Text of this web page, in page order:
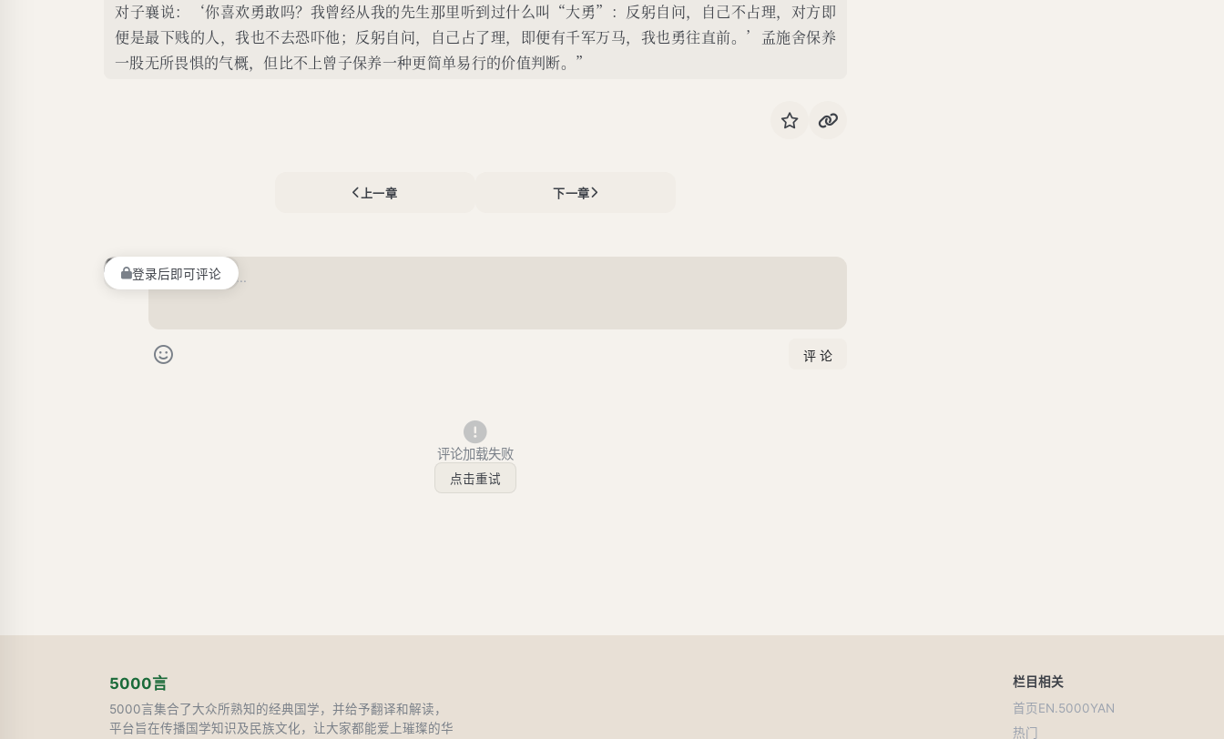
对子襄说：‘你喜欢勇敢吗？我曾经从我的先生那里听到过什么叫“大勇”：反躬自问，自己不占理，对方即
便是最下贱的人，我也不去恐吓他；反躬自问，自己占了理，即便有千军万马，我也勇往直前。’孟施舍保养
一股无所畏惧的气概，但比不上曾子保养一种更简单易行的价值判断。”
上一章 下一章
登录后即可评论
评论加载失败
点击重试
5000言
5000言集合了大众所熟知的经典国学，并给予翻译和解读，
平台旨在传播国学知识及民族文化，让大家都能爱上璀璨的华
栏目
首页
热门
相关
EN.5000YAN